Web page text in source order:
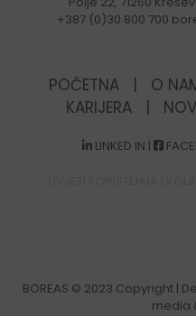
+387 (0)30 800 700
POČETNA | O
KARIJERA
|
LINKED IN |
BOREAS © 2023 Copyright |
media